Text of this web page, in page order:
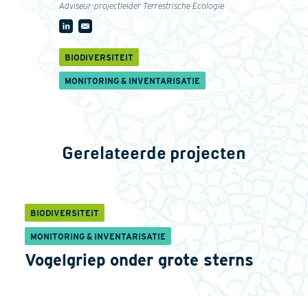
Adviseur-projectleider Terrestrische Ecologie
BIODIVERSITEIT
MONITORING & INVENTARISATIE
Gerelateerde projecten
BIODIVERSITEIT
MONITORING & INVENTARISATIE
Vogelgriep onder grote sterns